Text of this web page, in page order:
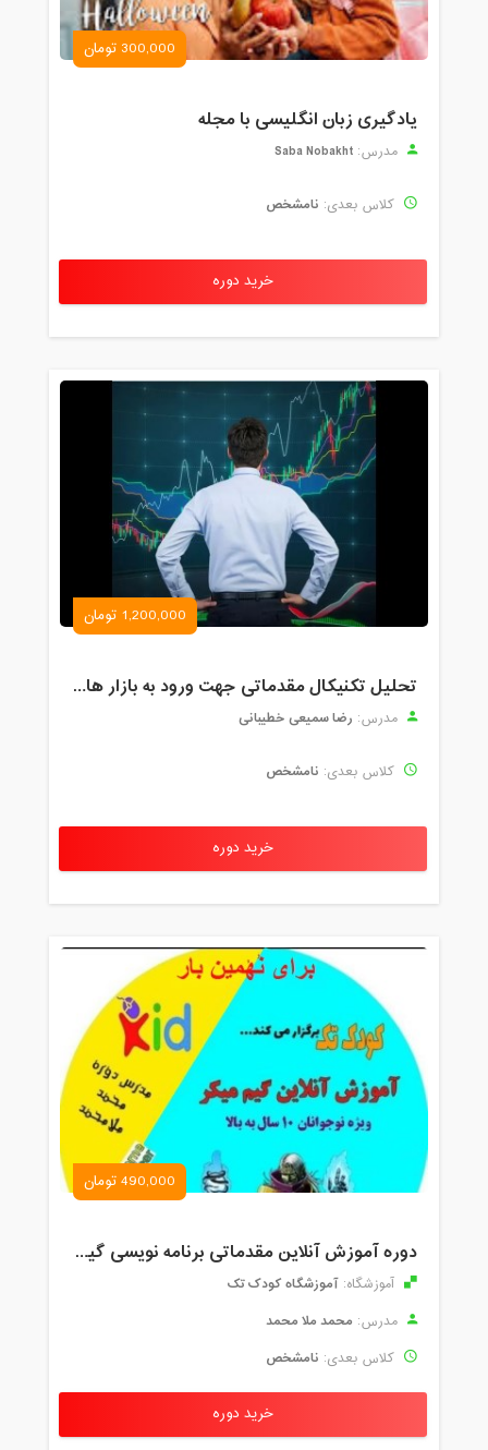
300,000 تومان
یادگیری زبان انگلیسی با مجله
مدرس: Saba Nobakht
کلاس بعدی: نامشخص
خرید دوره
1,200,000 تومان
تحلیل تکنیکال مقدماتی جهت ورود به بازار های مالی (رمز ارز و فارکس )
مدرس: رضا سمیعی خطیبانی
کلاس بعدی: نامشخص
خرید دوره
490,000 تومان
دوره آموزش آنلاین مقدماتی برنامه نویسی گیم میکر کودک و نوجوان (برای نهمین بار) کودک تک
آموزشگاه: آموزشگاه کودک تک
مدرس: محمد ملا محمد
کلاس بعدی: نامشخص
خرید دوره